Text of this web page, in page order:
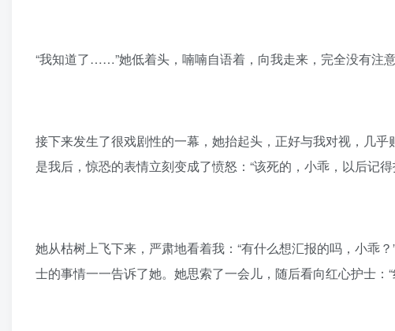
“我知道了……”她低着头，喃喃自语着，向我走来，完全没有注意
接下来发生了很戏剧性的一幕，她抬起头，正好与我对视，几
是我后，惊恐的表情立刻变成了愤怒：“该死的，小乖，以后记
她从枯树上飞下来，严肃地看着我：“有什么想汇报的吗，小乖
士的事情一一告诉了她。她思索了一会儿，随后看向红心护士